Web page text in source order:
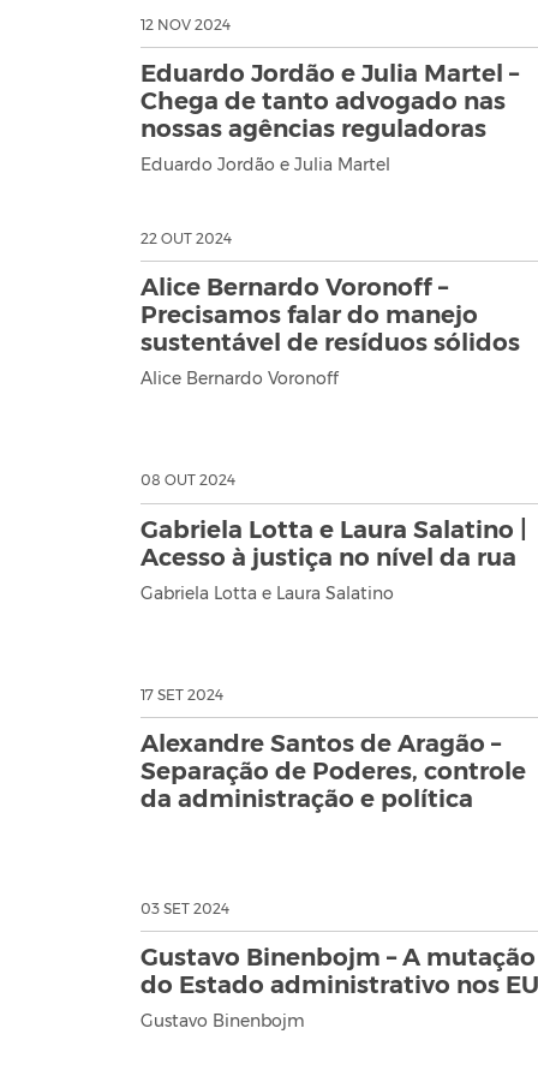
12 NOV 2024
Eduardo Jordão e Julia Martel –
Chega de tanto advogado nas
nossas agências reguladoras
Eduardo Jordão e Julia Martel
22 OUT 2024
Alice Bernardo Voronoff –
Precisamos falar do manejo
sustentável de resíduos sólidos
Alice Bernardo Voronoff
08 OUT 2024
Gabriela Lotta e Laura Salatino |
Acesso à justiça no nível da rua
Gabriela Lotta e Laura Salatino
17 SET 2024
Alexandre Santos de Aragão –
Separação de Poderes, controle
da administração e política
03 SET 2024
Gustavo Binenbojm – A mutação
do Estado administrativo nos
Gustavo Binenbojm